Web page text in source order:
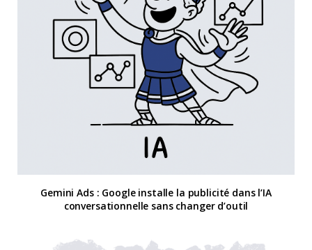
Gemini Ads : Google installe la publicité dans l’IA
conversationnelle sans changer d’outil